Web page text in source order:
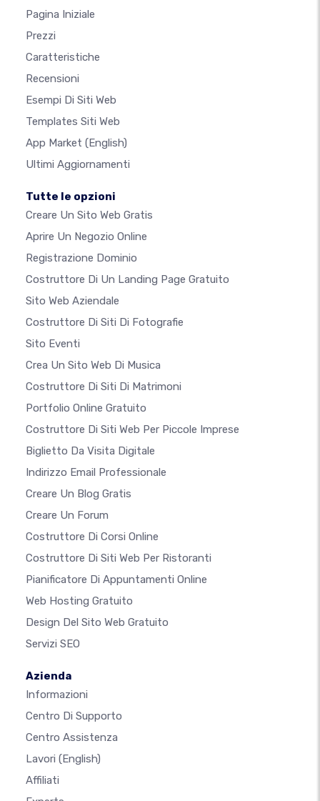
Pagina Iniziale
Prezzi
Caratteristiche
Recensioni
Esempi Di Siti Web
Templates Siti Web
App Market (English)
Ultimi Aggiornamenti
Tutte le opzioni
Creare Un Sito Web Gratis
Aprire Un Negozio Online
Registrazione Dominio
Costruttore Di Un Landing Page Gratuito
Sito Web Aziendale
Costruttore Di Siti Di Fotografie
Sito Eventi
Crea Un Sito Web Di Musica
Costruttore Di Siti Di Matrimoni
Portfolio Online Gratuito
Costruttore Di Siti Web Per Piccole Imprese
Biglietto Da Visita Digitale
Indirizzo Email Professionale
Creare Un Blog Gratis
Creare Un Forum
Costruttore Di Corsi Online
Costruttore Di Siti Web Per Ristoranti
Pianificatore Di Appuntamenti Online
Web Hosting Gratuito
Design Del Sito Web Gratuito
Servizi SEO
Azienda
Informazioni
Centro Di Supporto
Centro Assistenza
Lavori (English)
Affiliati